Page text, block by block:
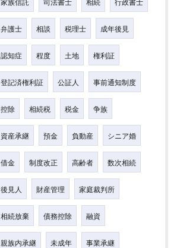
弁護士 相談 税理士 成年後見
認知症 程度 土地 権利証
登記済権利証 公証人 事前通知制度
控除 相続税 税金 争族
資産承継 預金 負動産 シニア婚
借金 制度改正 高齢者 数次相続
後見人 財産管理 家庭裁判所
相続放棄 債務控除 融資
親族内承継 未成年 事業承継